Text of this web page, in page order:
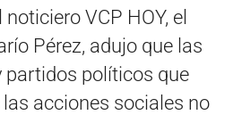
VCP HOY, el
Pérez, adujo que las
partidos políticos que
acciones sociales no